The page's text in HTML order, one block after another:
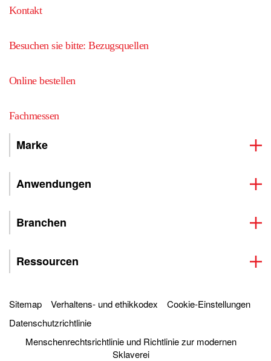
Kontakt
Besuchen sie bitte: Bezugsquellen
Online bestellen
Fachmessen
Marke
Anwendungen
Branchen
Ressourcen
Sitemap Verhaltens- und ethikkodex
Cookie-Einstellungen
Datenschutzrichtlinie
Menschenrechtsrichtlinie und Richtlinie zur modernen
Sklaverei